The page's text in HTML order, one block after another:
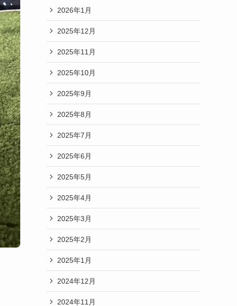
2026年1月
2025年12月
2025年11月
2025年10月
2025年9月
2025年8月
2025年7月
2025年6月
2025年5月
2025年4月
2025年3月
2025年2月
2025年1月
2024年12月
2024年11月